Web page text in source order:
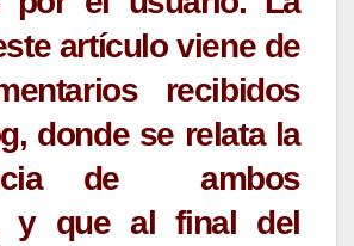
artículo viene de
recibidos
donde se relata la
de ambos
y que al final del